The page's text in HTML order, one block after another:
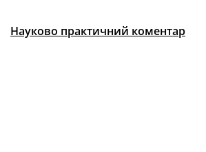
Науково практичний коментар